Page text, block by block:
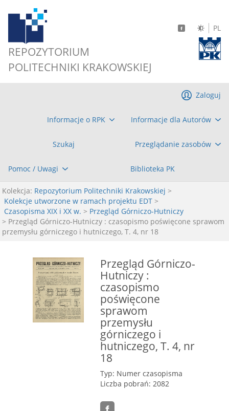
REPOZYTORIUM
POLITECHNIKI KRAKOWSKIEJ
PL
Informacje o RPK Informacje dla Autorów
Szukaj Przeglądanie zasobów
Pomoc / Uwagi Biblioteka PK
Zaloguj
Kolekcja: Repozytorium Politechniki Krakowskiej >
Kolekcje utworzone w ramach projektu EDT >
Czasopisma XIX i XX w. > Przegląd Górniczo-Hutniczy
> Przegląd Górniczo-Hutniczy : czasopismo poświęcone sprawom
przemysłu górniczego i hutniczego, T. 4, nr 18
Przegląd Górniczo-
Hutniczy :
czasopismo
poświęcone
sprawom
przemysłu
górniczego i
hutniczego, T. 4, nr
18
Typ: Numer czasopisma
Liczba pobrań: 2082